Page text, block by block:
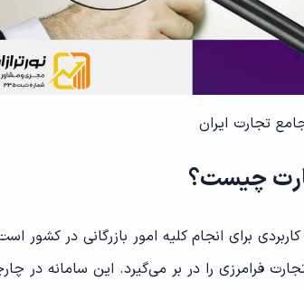
تجارت ایران
چیست؟
برای انجام کلیه امور بازرگانی در کشور
فرامرزی را در بر می‌گیرد. این سامانه در